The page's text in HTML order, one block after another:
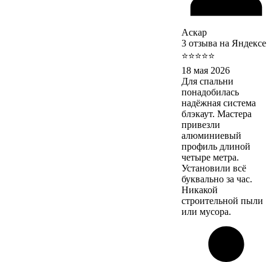
Аскар
3 отзыва на Яндексе
⭐⭐⭐⭐⭐
18 мая 2026
Для спальни
понадобилась
надёжная система
блэкаут. Мастера
привезли
алюминиевый
профиль длиной
четыре метра.
Установили всё
буквально за час.
Никакой
строительной пыли
или мусора.